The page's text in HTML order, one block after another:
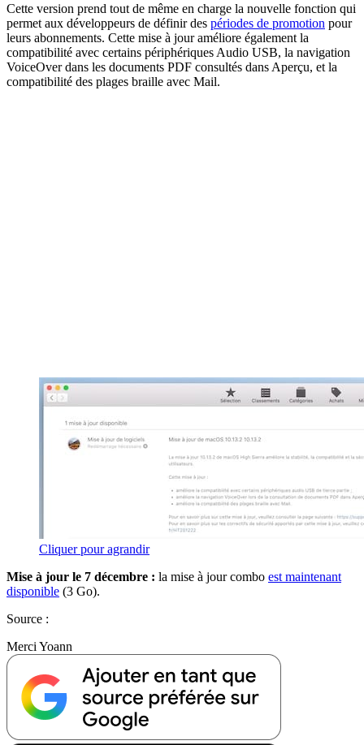
Cette version prend tout de même en charge la nouvelle fonction qui
permet aux développeurs de définir des périodes de promotion pour
leurs abonnements. Cette mise à jour améliore également la
compatibilité avec certains périphériques Audio USB, la navigation
VoiceOver dans les documents PDF consultés dans Aperçu, et la
compatibilité des plages braille avec Mail.
Cliquer pour agrandir
Mise à jour le 7 décembre : la mise à jour combo est maintenant
disponible (3 Go).
Source :
Merci Yoann